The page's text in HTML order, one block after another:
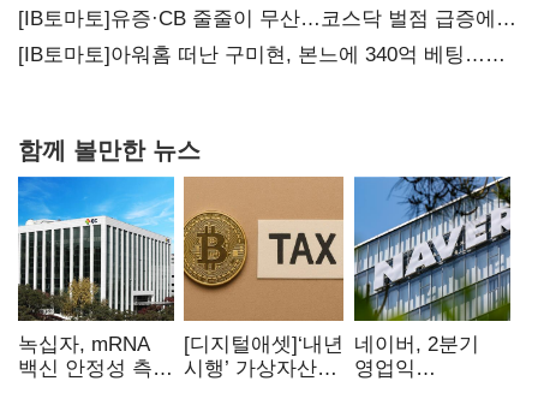
20년만에 '비상재정' 선언 승부수
[IB토마토]유증·CB 줄줄이 무산…코스닥 벌점 급증에
상폐 압박
[IB토마토]아워홈 떠난 구미현, 본느에 340억 베팅…
함께 볼만한 뉴스
녹십자, mRNA
백신 안정성 측정
[디지털애셋]‘내년
시행’ 가상자산
네이버, 2분기
영업익